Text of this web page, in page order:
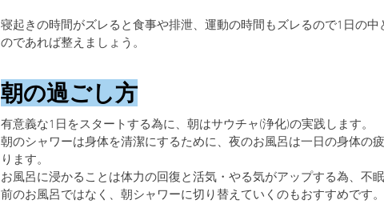
寝起きの時間がズレると食事や排泄、運動の時間もズレるので1日の中
のであれば整えましょう。
朝の過ごし方
有意義な1日をスタートする為に、朝はサウチャ(浄化)の実践します。
朝のシャワーは身体を清潔にするために、夜のお風呂は一日の身体の
ります。
お風呂に浸かることは体力の回復と活気・やる気がアップする為、不
前のお風呂ではなく、朝シャワーに切り替えていくのもおすすめです。